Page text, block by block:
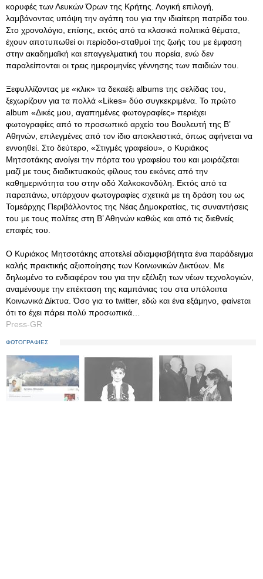
κορυφές των Λευκών Όρων της Κρήτης. Λογική επιλογή,
λαμβάνοντας υπόψη την αγάπη του για την ιδιαίτερη πατρίδα του.
Στο χρονολόγιο, επίσης, εκτός από τα κλασικά πολιτικά θέματα,
έχουν αποτυπωθεί οι περίοδοι-σταθμοί της ζωής του με έμφαση
στην ακαδημαϊκή και επαγγελματική του πορεία, ενώ δεν
παραλείπονται οι τρεις ημερομηνίες γέννησης των παιδιών του.
Ξεφυλλίζοντας με «κλικ» τα δεκαέξι albums της σελίδας του,
ξεχωρίζουν για τα πολλά «Likes» δύο συγκεκριμένα. Το πρώτο
album «Δικές μου, αγαπημένες φωτογραφίες» περιέχει
φωτογραφίες από το προσωπικό αρχείο του Βουλευτή της Β’
Αθηνών, επιλεγμένες από τον ίδιο αποκλειστικά, όπως αφήνεται να
εννοηθεί. Στο δεύτερο, «Στιγμές γραφείου», ο Κυριάκος
Μητσοτάκης ανοίγει την πόρτα του γραφείου του και μοιράζεται
μαζί με τους διαδικτυακούς φίλους του εικόνες από την
καθημερινότητα του στην οδό Χαλκοκονδύλη. Εκτός από τα
παραπάνω, υπάρχουν φωτογραφίες σχετικά με τη δράση του ως
Τομεάρχης Περιβάλλοντος της Νέας Δημοκρατίας, τις συναντήσεις
του με τους πολίτες στη Β’ Αθηνών καθώς και από τις διεθνείς
επαφές του.
Ο Κυριάκος Μητσοτάκης αποτελεί αδιαμφισβήτητα ένα παράδειγμα
καλής πρακτικής αξιοποίησης των Κοινωνικών Δικτύων. Με
δηλωμένο το ενδιαφέρον του για την εξέλιξη των νέων τεχνολογιών,
αναμένουμε την επέκταση της καμπάνιας του στα υπόλοιπα
Κοινωνικά Δίκτυα. Όσο για το twitter, εδώ και ένα εξάμηνο, φαίνεται
ότι το έχει πάρει πολύ προσωπικά…
Press-GR
ΦΩΤΟΓΡΑΦΙΕΣ